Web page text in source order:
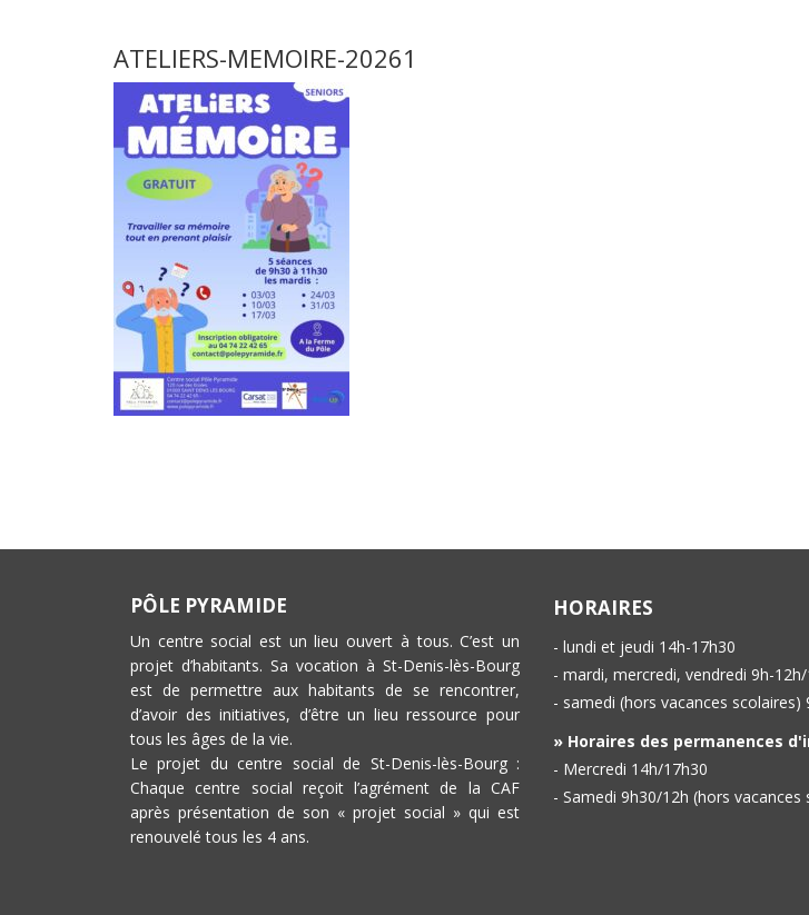
ATELIERS-MEMOIRE-20261
PÔLE PYRAMIDE
Un centre social est un lieu ouvert à tous. C’est un
projet d’habitants. Sa vocation à St-Denis-lès-Bourg
est de permettre aux habitants de se rencontrer,
d’avoir des initiatives, d’être un lieu ressource pour
tous les âges de la vie.
Le projet du centre social de St-Denis-lès-Bourg :
Chaque centre social reçoit l’agrément de la CAF
après présentation de son « projet social » qui est
renouvelé tous les 4 ans.
HORAIRES
- lundi et jeudi 14h-17h30
- mardi, mercredi, vendredi 9h-
- samedi (hors vacances scolaires)
» Horaires des permanences
- Mercredi 14h/17h30
- Samedi 9h30/12h (hors vacances